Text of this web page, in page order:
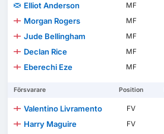
Elliot Anderson
MF
Morgan Rogers
MF
Jude Bellingham
MF
Declan Rice
MF
Eberechi Eze
MF
Försvarare Position
Valentino Livramento FV
Harry Maguire
FV